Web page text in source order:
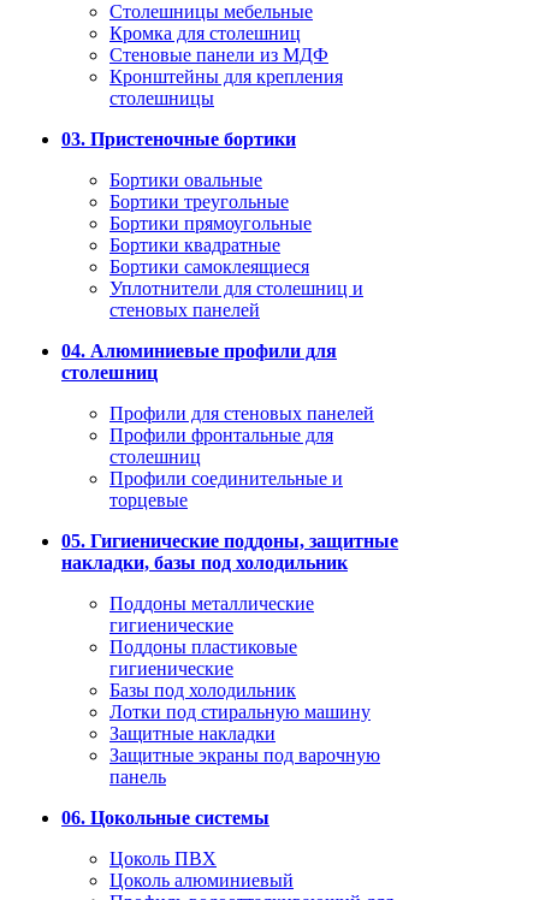
Столешницы мебельные
Кромка для столешниц
Стеновые панели из МДФ
Кронштейны для крепления
столешницы
03. Пристеночные бортики
Бортики овальные
Бортики треугольные
Бортики прямоугольные
Бортики квадратные
Бортики самоклеящиеся
Уплотнители для столешниц и
стеновых панелей
04. Алюминиевые профили для
столешниц
Профили для стеновых панелей
Профили фронтальные для
столешниц
Профили соединительные и
торцевые
05. Гигиенические поддоны, защитные
накладки, базы под холодильник
Поддоны металлические
гигиенические
Поддоны пластиковые
гигиенические
Базы под холодильник
Лотки под стиральную машину
Защитные накладки
Защитные экраны под варочную
панель
06. Цокольные системы
Цоколь ПВХ
Цоколь алюминиевый